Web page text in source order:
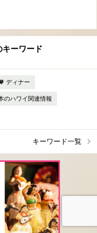
キーワード
ディナー
のハワイ関連情報
キーワード一覧